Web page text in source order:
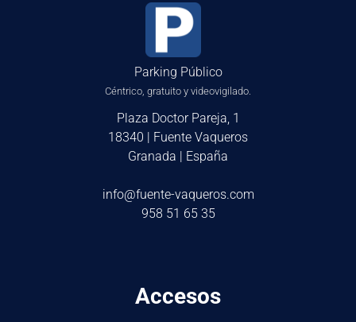
Parking Público
Céntrico, gratuito y videovigilado.
Plaza Doctor Pareja, 1
18340 | Fuente Vaqueros
Granada | España
info@fuente-vaqueros.com
958 51 65 35
Accesos